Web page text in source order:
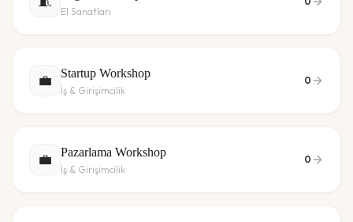
El Sanatları
💼 Startup Workshop
İş & Girişimcilik
0
💼 Pazarlama Workshop
İş & Girişimcilik
0